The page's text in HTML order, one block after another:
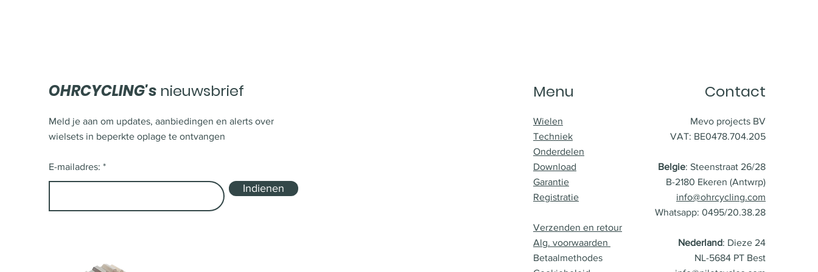
OHRCYCLING's nieuwsbrief
Meld je aan om updates, aanbiedingen en alerts over
wielsets in beperkte oplage te ontvangen
E-mailadres:
Indienen
Menu Contact
Wielen
Techniek
Onderdelen
Download
Garantie
Registratie
Verzenden en retour
Alg. voorwaarden
Betaalmethodes
Mevo projects BV
VAT: BE0478.704.205
Belgie: Steenstraat 26/28
B-2180 Ekeren (Antwrp)
info@ohrcycling.com
Whatsapp: 0495/20.38.28
Nederland: Dieze 24
NL-5684 PT Best